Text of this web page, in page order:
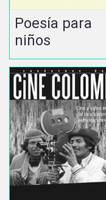
Poesía para
niños